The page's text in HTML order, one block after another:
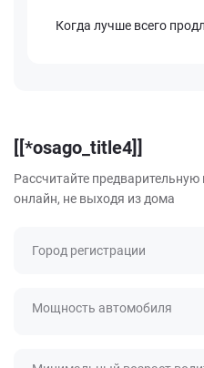
Когда лучше всего
[[*osago_title4]]
Рассчитайте
онлайн, не выходя из дома
Город регистрации
Мощность автомобиля